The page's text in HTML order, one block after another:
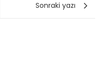
Sonraki yazı